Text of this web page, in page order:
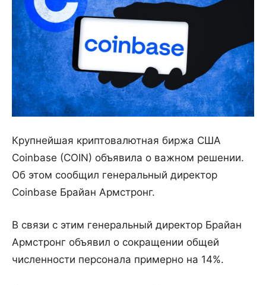
Крупнейшая криптовалютная биржа США
Coinbase (COIN) объявила о важном решении.
Об этом сообщил генеральный директор
Coinbase Брайан Армстронг.
В связи с этим генеральный директор Брайан
Армстронг объявил о сокращении общей
численности персонала примерно на 14%.